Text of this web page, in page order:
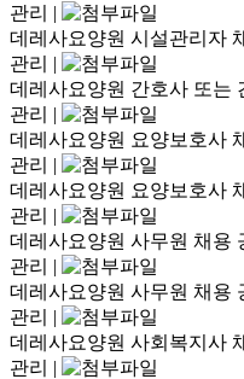
관리 |
데레사요양원 시설관리자
관리 |
데레사요양원 간호사 또는
관리 |
데레사요양원 요양보호사
관리 |
데레사요양원 요양보호사
관리 |
데레사요양원 사무원 채용
관리 |
데레사요양원 사무원 채용
관리 |
데레사요양원 사회복지사
관리 |